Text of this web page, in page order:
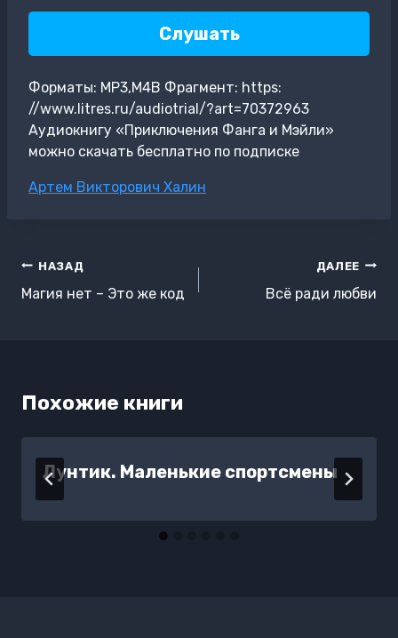
Слушать
Форматы: MP3,M4B Фрагмент: https:
//www.litres.ru/audiotrial/?art=70372963
Аудиокнигу «Приключения Фанга и Мэйли»
можно скачать бесплатно по подписке
Метки
Артем Викторович Халин
Навигация
по
НАЗАД
Магия нет – Это же код
ДАЛЕЕ
Всё ради любви
Похожие книги
Лунтик. Маленькие спортсмены